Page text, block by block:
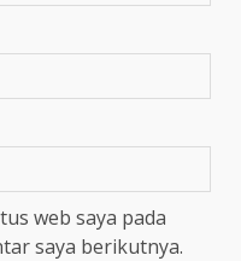
web saya pada
saya berikutnya.